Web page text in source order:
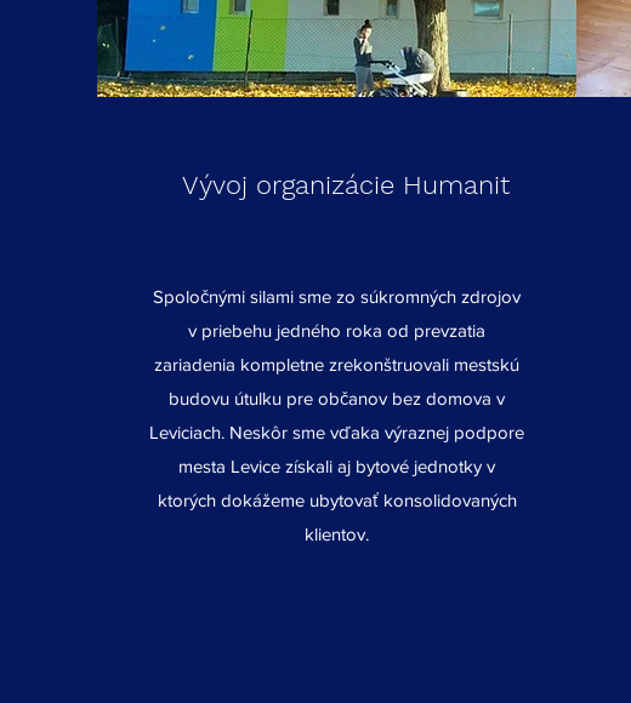
Vývoj organizácie Humanit
Spoločnými silami sme zo súkromných zdrojov
v priebehu jedného roka od prevzatia
zariadenia kompletne zrekonštruovali mestskú
budovu útulku pre občanov bez domova v
Leviciach. Neskôr sme vďaka výraznej podpore
mesta Levice získali aj bytové jednotky v
ktorých dokážeme ubytovať konsolidovaných
klientov.